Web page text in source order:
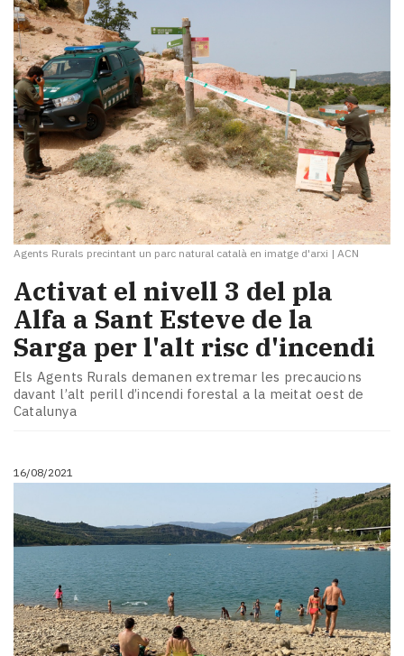
Agents Rurals precintant un parc natural català en imatge d'arxi | ACN
Activat el nivell 3 del pla
Alfa a Sant Esteve de la
Sarga per l'alt risc d'incendi
Els Agents Rurals demanen extremar les precaucions
davant l’alt perill d’incendi forestal a la meitat oest de
Catalunya
16/08/2021